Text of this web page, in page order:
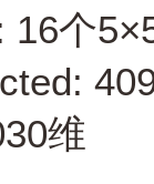
16个
维